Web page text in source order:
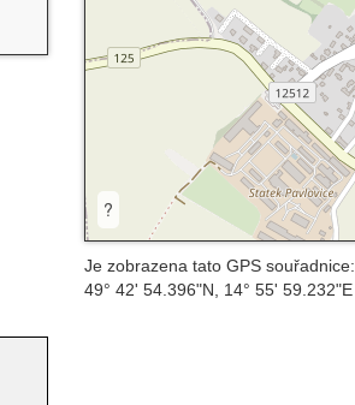
?
Je zobrazena tato GPS souřadnice:
49° 42' 54.396"N, 14° 55' 59.232"E